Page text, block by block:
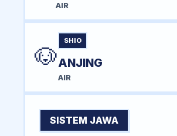
AIR
🐶
SHIO
ANJING
AIR
SISTEM JAWA